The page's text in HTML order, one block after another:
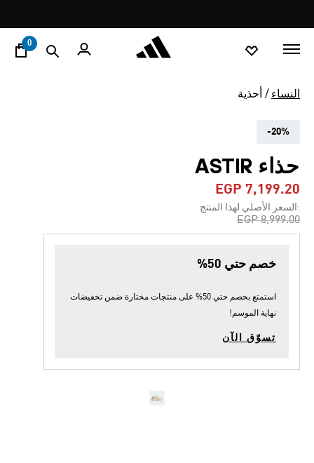
promotion
rotation
0
النساء أحذية
-20%
حذاء ASTIR
EGP 7,199.20
:السعر الأصلي لهذا المنتج
Price reduced from
EGP 8,999.00
to
خصم حتي 50%
استمتع بخصم حتي 50% على منتجات مختارة ضمن
تخفيضات
نهاية الموسم!
تسوّق الآن